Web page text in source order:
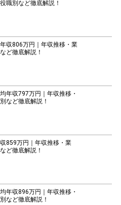
職別など徹底解説！
年収806万円｜年収推移・業
ど徹底解説！
年収797万円｜年収推移・
など徹底解説！
収859万円｜年収推移・業
ど徹底解説！
年収896万円｜年収推移・
など徹底解説！